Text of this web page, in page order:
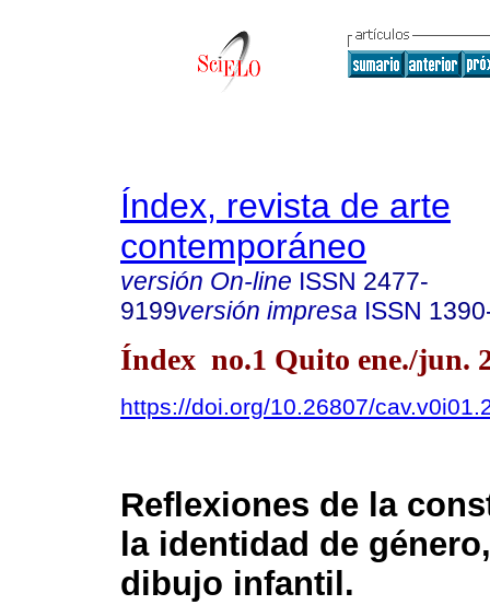
Índex, revista de arte
contemporáneo
versión On-line ISSN 2477-
9199versión impresa ISSN
Índex no.1 Quito ene./jun.
https://doi.org/10.26807/
Reflexiones de la
la identidad de
dibujo infantil.